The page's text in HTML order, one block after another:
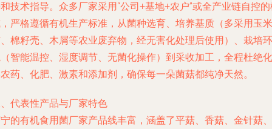
技术指导。众多厂家采用“公司+基地+农户”或全产业链自控
严格遵循有机生产标准，从菌种选育、培养基质（多采用玉米
棉籽壳、木屑等农业废弃物，经无害化处理后使用）、栽培环
智能温控、湿度调节、无菌化操作）到采收加工，全程杜绝化
药、化肥、激素和添加剂，确保每一朵菌菇都纯净天然。
代表性产品与厂家特色
的有机食用菌厂家产品线丰富，涵盖了平菇、香菇、金针菇、